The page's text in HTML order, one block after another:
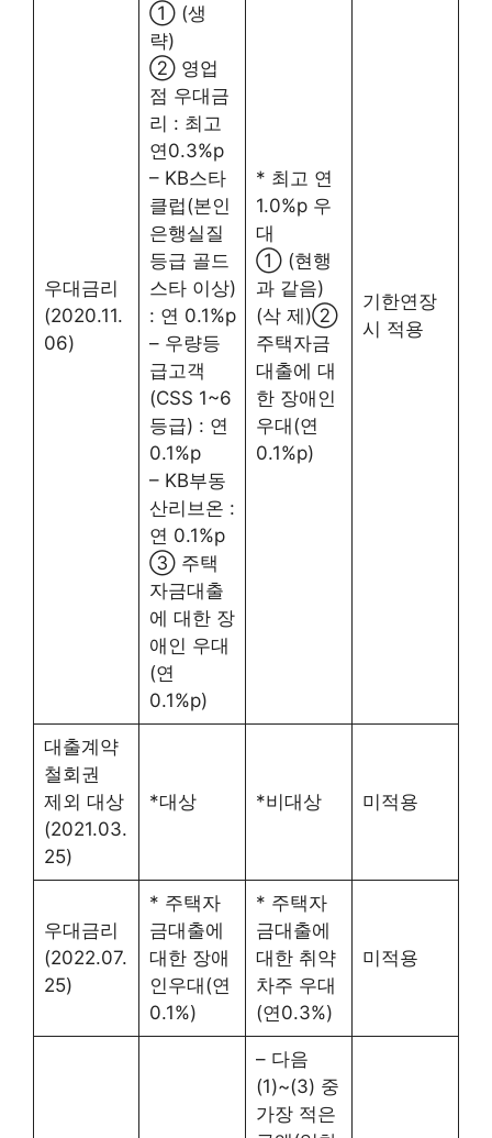
우대금리
(2020.11.
06)
① (생
략)
② 영업
점 우대금
리 : 최고
연0.3%p
– KB스타
클럽(본인
은행실질
등급 골드
스타 이상)
: 연 0.1%p
– 우량등
급고객
(CSS 1~6
등급) : 연
0.1%p
– KB부동
산리브온 :
연 0.1%p
③ 주택
자금대출
에 대한 장
애인 우대
(연
0.1%p)
* 최고 연
1.0%p 우
대
① (현행
과 같음)
(삭 제)②
주택자금
대출에 대
한 장애인
우대(연
0.1%p)
기한연장
시 적용
대출계약
철회권
제외 대상
(2021.03.
25)
*대상 *비대상 미적용
우대금리
(2022.07.
25)
* 주택자
금대출에
대한 장애
인우대(연
0.1%)
* 주택자
금대출에
대한 취약
차주 우대
(연0.3%)
미적용
– 다음
(1)~(3) 중
가장 적은